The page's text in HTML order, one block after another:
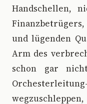
Handschellen,
und lügenden
Arm des
schon gar